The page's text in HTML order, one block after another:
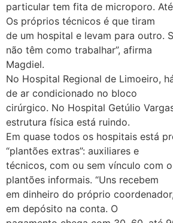
particular tem fita de microporo.
Os próprios técnicos é que tiram
de um hospital e levam para outro.
não têm como trabalhar”, afirma
Magdiel.
No Hospital Regional de Limoeiro,
de ar condicionado no bloco
cirúrgico. No Hospital Getúlio
estrutura física está ruindo.
Em quase todos os hospitais está
“plantões extras”: auxiliares e
técnicos, com ou sem vínculo com
plantões informais. “Uns recebem
em dinheiro do próprio
em depósito na conta. O